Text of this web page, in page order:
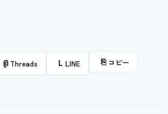
@ Threads L LINE ⎘ コピー